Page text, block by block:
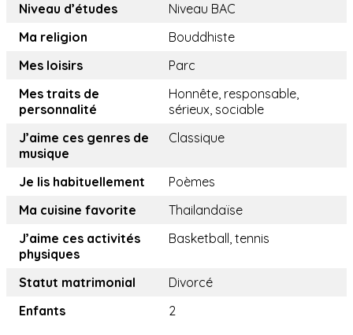
Niveau d’études
Niveau BAC
Ma religion
Bouddhiste
Mes loisirs
Parc
Mes traits de
personnalité
Honnête, responsable,
sérieux, sociable
J’aime ces genres de
musique
Classique
Je lis habituellement
Poèmes
Ma cuisine favorite
Thailandaïse
J’aime ces activités
physiques
Basketball, tennis
Statut matrimonial
Divorcé
Enfants
2